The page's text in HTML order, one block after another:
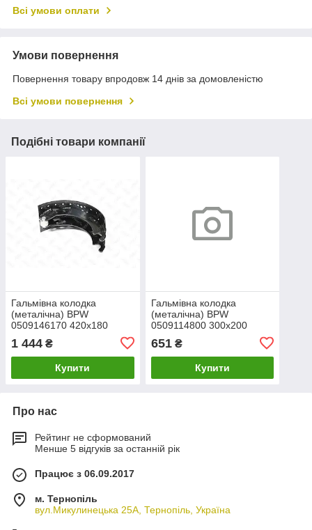
Всі умови оплати
Умови повернення
Повернення товару впродовж 14 днів за домовленістю
Всі умови повернення
Подібні товари компанії
Гальмівна колодка
(металічна) BPW
0509146170 420x180
1 444 ₴
Купити
Гальмівна колодка
(металічна) BPW
0509114800 300x200
651₴
Купити
Про нас
Рейтинг не сформований
Менше 5 відгуків за останній рік
Працює з 06.09.2017
м. Тернопіль
вул.Микулинецька 25А, Тернопіль, Україна